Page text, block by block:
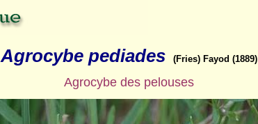
Agrocybe pediades (Fries) Fayod (1889)
Agrocybe des pelouses